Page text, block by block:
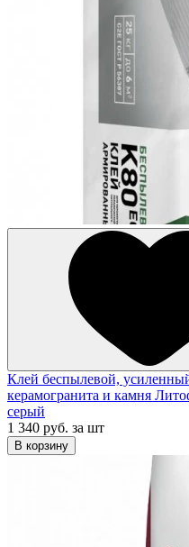
Клей беспылевой,
керамогранита и камня
серый
1 340 руб. за шт
В корзину